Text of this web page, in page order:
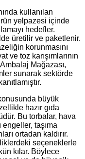
kullanılan
yelpazesi içinde
hedefler.
üretilir ve paketlenir.
korunmasını
toz karışımlarının
Mağazası,
sunarak sektörde
büyük
hazır gıda
Bu torbalar, hava
taşıma
ortadan kaldırır.
seçeneklerle
kılar. Böylece